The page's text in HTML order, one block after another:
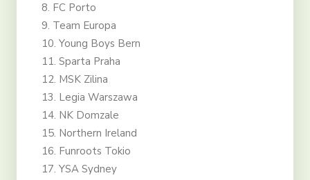
8. FC Porto
9. Team Europa
10. Young Boys Bern
11. Sparta Praha
12. MSK Zilina
13. Legia Warszawa
14. NK Domzale
15. Northern Ireland
16. Funroots Tokio
17. YSA Sydney